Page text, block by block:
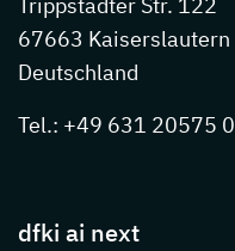
Trippstadter Str. 122
67663 Kaiserslautern
Deutschland
Tel.: +49 631 20575 0
dfki ai next